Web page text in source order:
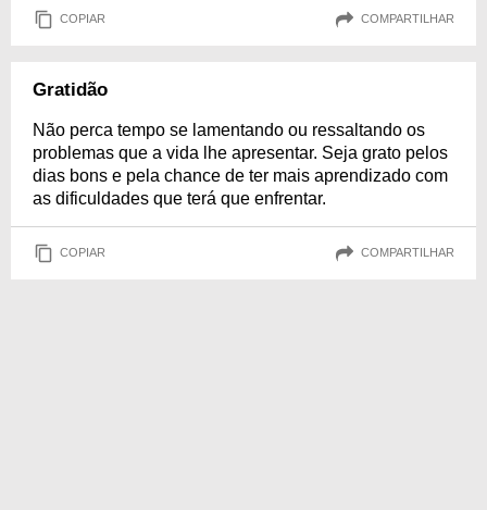
COPIAR COMPARTILHAR
Gratidão
Não perca tempo se lamentando ou ressaltando os
problemas que a vida lhe apresentar. Seja grato pelos
dias bons e pela chance de ter mais aprendizado com
as dificuldades que terá que enfrentar.
COPIAR COMPARTILHAR